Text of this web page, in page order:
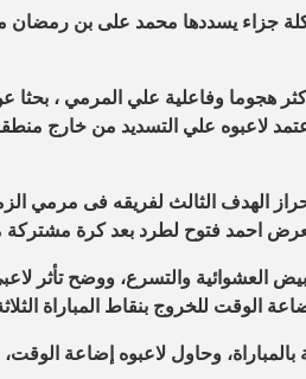
ركلة جزاء يسددها محمد على بن
أكثر هجوما وفاعلية علي المرمي ،
لاعبوه علي التسديد من خارج
في إحراز الهدف الثالث لفريقه فى
العشوائية والتسرع، ووضح تأثر
للخروج بنقاط المباراة الثلاثة،
وحاول لاعبوه إضاعة